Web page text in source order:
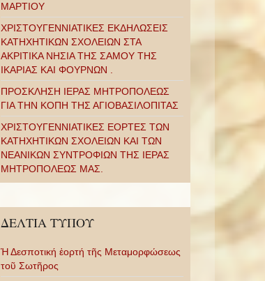
ΜΑΡΤΙΟΥ
ΧΡΙΣΤΟΥΓΕΝΝΙΑΤΙΚΕΣ ΕΚΔΗΛΩΣΕΙΣ
ΚΑΤΗΧΗΤΙΚΩΝ ΣΧΟΛΕΙΩΝ ΣΤΑ
ΑΚΡΙΤΙΚΑ ΝΗΣΙΑ ΤΗΣ ΣΑΜΟΥ ΤΗΣ
ΙΚΑΡΙΑΣ ΚΑΙ ΦΟΥΡΝΩΝ .
ΠΡΟΣΚΛΗΣΗ ΙΕΡΑΣ ΜΗΤΡΟΠΟΛΕΩΣ
ΓΙΑ ΤΗΝ ΚΟΠΗ ΤΗΣ ΑΓΙΟΒΑΣΙΛΟΠΙΤΑΣ
ΧΡΙΣΤΟΥΓΕΝΝΙΑΤΙΚΕΣ ΕΟΡΤΕΣ ΤΩΝ
ΚΑΤΗΧΗΤΙΚΩΝ ΣΧΟΛΕΙΩΝ ΚΑΙ ΤΩΝ
ΝΕΑΝΙΚΩΝ ΣΥΝΤΡΟΦΙΩΝ ΤΗΣ ΙΕΡΑΣ
ΜΗΤΡΟΠΟΛΕΩΣ ΜΑΣ.
ΔΕΛΤΙΑ ΤΥΠΟΥ
Ἡ Δεσποτική ἑορτή τῆς Μεταμορφώσεως
τοῦ Σωτῆρος